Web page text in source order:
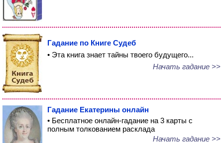
Гадание по Книге Судеб
• Эта книга знает тайны твоего будущего...
Начать гадание >>
Гадание Екатерины онлайн
• Бесплатное онлайн-гадание на 3 карты с
полным толкованием расклада
Начать гадание >>